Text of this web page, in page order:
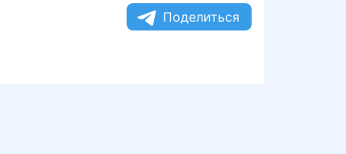
Поделиться